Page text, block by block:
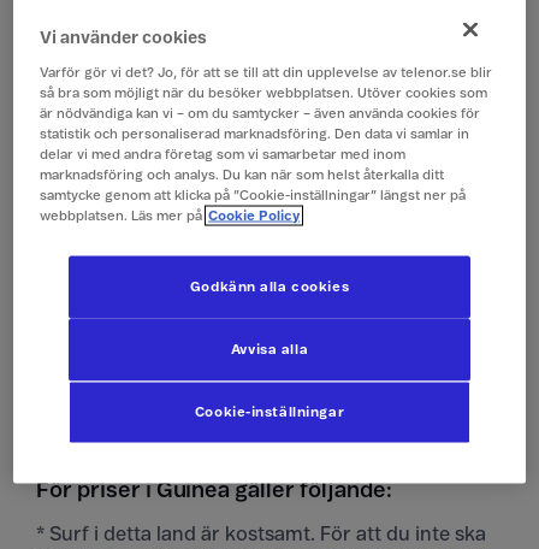
Lyssna på röstbrevlåda 29 kr/min
Skicka sms 4 kr/st
Skicka mms 10 kr/st
Ta emot mms 10 kr/st
För priser i Guinea gäller följande:
* Surf i detta land är kostsamt. För att du inte ska
Vi använder cookies
Varför gör vi det? Jo, för att se till att din upplevelse av telenor.se blir
så bra som möjligt när du besöker webbplatsen. Utöver cookies som
är nödvändiga kan vi – om du samtycker – även använda cookies för
statistik och personaliserad marknadsföring. Den data vi samlar in
delar vi med andra företag som vi samarbetar med inom
marknadsföring och analys. Du kan när som helst återkalla ditt
samtycke genom att klicka på ”Cookie-inställningar” längst ner på
webbplatsen. Läs mer på Cookie Policy
Cookie-inställningar
Avvisa alla
Godkänn alla cookies